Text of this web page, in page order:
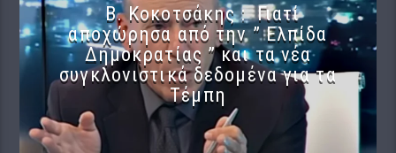
Β. Κοκοτσάκης : Γιατί
αποχώρησα από την ” Ελπίδα
Δημοκρατίας ” και τα νέα
συγκλονιστικά δεδομένα για τα
Τέμπη